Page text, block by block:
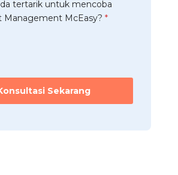
tertarik untuk mencoba
Management McEasy? *
Sekarang